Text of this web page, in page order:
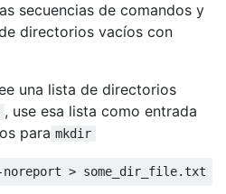
secuencias de comandos y
directorios vacíos con
una lista de directorios
, use esa lista como entrada
para mkdir